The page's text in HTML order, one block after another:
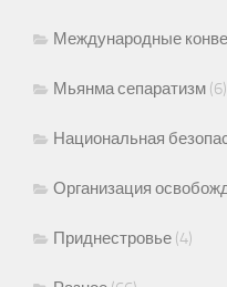
Международные
Мьянма сепаратизм (6)
Национальная
Организация
Приднестровье (4)